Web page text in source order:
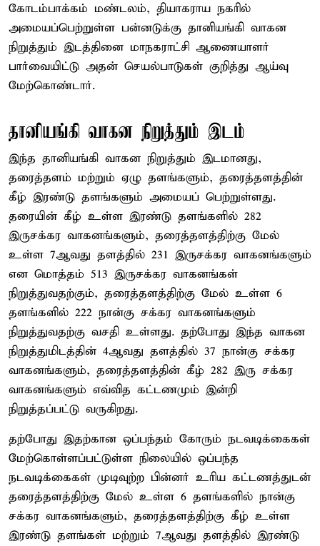
கோடம்பாக்கம் மண்டலம், தியாகராய நகரில்
அமையப்பெற்றுள்ள பன்னடுக்கு தானியங்கி வாகன
நிறுத்தும் இடத்தினை மாநகராட்சி ஆணையாளர்
பார்வையிட்டு அதன் செயல்பாடுகள் குறித்து ஆய்வு
மேற்கொண்டார்.
தானியங்கி வாகன நிறுத்தும் இடம்
இந்த தானியங்கி வாகன நிறுத்தும் இடமானது,
தரைத்தளம் மற்றும் ஏழு தளங்களும், தரைத்தளத்தின்
கீழ் இரண்டு தளங்களும் அமையப் பெற்றுள்ளது.
தரையின் கீழ் உள்ள இரண்டு தளங்களில் 282
இருசக்கர வாகனங்களும், தரைத்தளத்திற்கு மேல்
உள்ள 7ஆவது தளத்தில் 231 இருசக்கர வாகனங்களும்
என மொத்தம் 513 இருசக்கர வாகனங்கள்
நிறுத்துவதற்கும், தரைத்தளத்திற்கு மேல் உள்ள 6
தளங்களில் 222 நான்கு சக்கர வாகனங்களும்
நிறுத்துவதற்கு வசதி உள்ளது. தற்போது இந்த வாகன
நிறுத்துமிடத்தின் 4ஆவது தளத்தில் 37 நான்கு சக்கர
வாகனங்களும், தரைத்தளத்தின் கீழ் 282 இரு சக்கர
வாகனங்களும் எவ்வித கட்டணமும் இன்றி
நிறுத்தப்பட்டு வருகிறது.
தற்போது இதற்கான ஒப்பந்தம் கோரும் நடவடிக்கைகள்
மேற்கொள்ளப்பட்டுள்ள நிலையில் ஒப்பந்த
நடவடிக்கைகள் முடிவுற்ற பின்னர் உரிய கட்டணத்துடன்
தரைத்தளத்திற்கு மேல் உள்ள 6 தளங்களில் நான்கு
சக்கர வாகனங்களும், தரைத்தளத்திற்கு கீழ் உள்ள
இரண்டு தளங்கள் மற்றும் 7ஆவது தளத்தில் இரண்டு